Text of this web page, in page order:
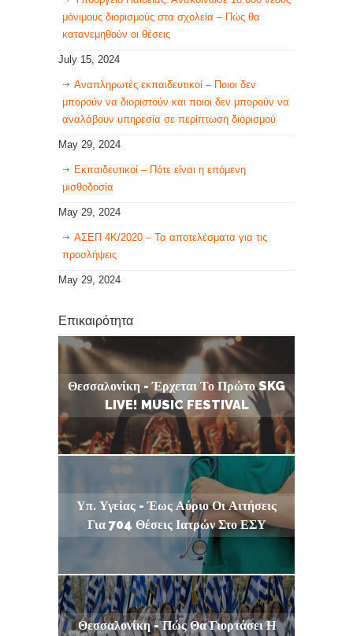
μόνιμους διορισμούς στα σχολεία – Πώς θα
κατανεμηθούν οι θέσεις
July 15, 2024
Αναπληρωτές εκπαιδευτικοί – Ποιοι δεν
μπορούν να διοριστούν και ποιοι δεν μπορούν να
αναλάβουν υπηρεσία σε περίπτωση διορισμού
May 29, 2024
Εκπαιδευτικοί – Πότε είναι η επόμενη
μισθοδοσία
May 29, 2024
ΑΣΕΠ 4Κ/2020 – Τα αποτελέσματα για τις
προσλήψεις
May 29, 2024
Επικαιρότητα
Θεσσαλονίκη - Έρχεται Το Πρώτο SKG
LIVE! MUSIC FESTIVAL
Υπ. Υγείας - Έως Αύριο Οι Αιτήσεις
Για 704 Θέσεις Ιατρών Στο ΕΣΥ
Θεσσαλονίκη - Πώς Θα Γιορτάσει Η